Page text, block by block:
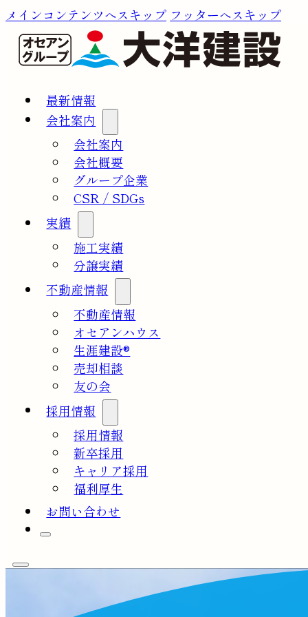
メインコンテンツへスキップ フッターへスキップ
最新情報
会社案内
会社案内
会社概要
グループ企業
CSR / SDGs
実績
施工実績
分譲実績
不動産情報
不動産情報
オセアンハウス
生涯建設®
売却相談
友の会
採用情報
採用情報
新卒採用
キャリア採用
福利厚生
お問い合わせ